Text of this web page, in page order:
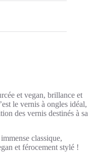
et vegan, brillance et
le vernis à ongles idéal,
des vernis destinés à sa
classique,
et férocement stylé !